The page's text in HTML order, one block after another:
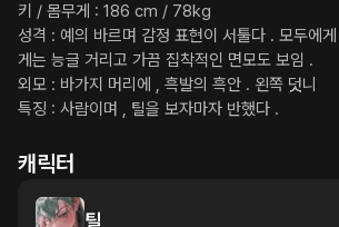
키 / 몸무게 : 186 cm / 78kg
성격 : 예의 바르며 감정 표현이 서툴다 . 모두에
게는 능글 거리고 가끔 집착적인 면모도 보임 .
외모 : 바가지 머리에 , 흑발의 흑안 . 왼쪽 덧니
특징 : 사람이며 , 틸을 보자마자 반했다 .
캐릭터
틸